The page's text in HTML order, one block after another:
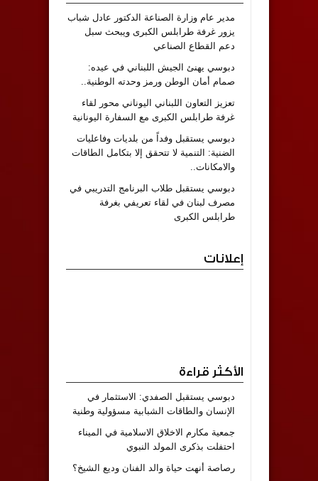
مدير عام وزارة الصناعة الدكتور عادل شباب
يزور غرفة طرابلس الكبرى ويبحث سبل
دعم القطاع الصناعي
دبوسي يهنئ الجيش اللبناني في عيده:
صمام أمان الوطن ورمز وحدته الوطنية..
تعزيز التعاون اللبناني اليوناني محور لقاء
غرفة طرابلس الكبرى مع السفارة اليونانية
دبوسي يستقبل وفداً من بلديات وفاعليات
الضنية: التنمية لا تتحقق إلا بتكامل الطاقات
والامكانات..
دبوسي يستقبل طلاب البرنامج التدريبي في
مصرف لبنان في لقاء تعريفي بغرفة
طرابلس الكبرى
إعلانات
الأكثر قراءة
دبوسي يستقبل الصفدي: الاستثمار في
الإنسان والطاقات الشبابية مسؤولية وطنية
جمعية مكارم الاخلاق الاسلامية في الميناء
احتفلت بذكرى المولد النبوي
رصاصة أنهت حياة والد الفنان وديع الشيخ؟